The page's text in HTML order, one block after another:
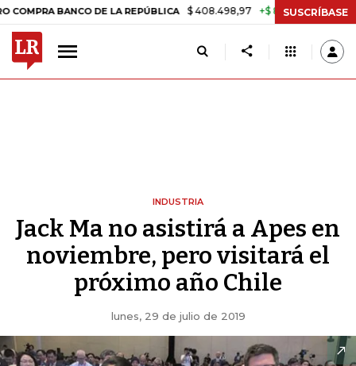
BANCO DE LA REPÚBLICA $ 408.498,97 +$ 8.753,81 +2,19% TASA
SUSCRÍBASE
INDUSTRIA
Jack Ma no asistirá a Apes en
noviembre, pero visitará el
próximo año Chile
lunes, 29 de julio de 2019